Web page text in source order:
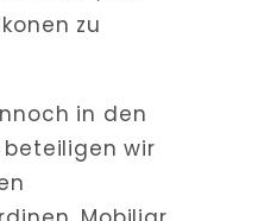
zu
in den
wir